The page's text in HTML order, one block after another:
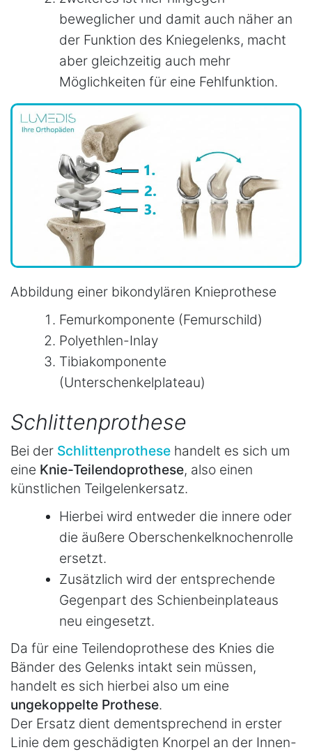
beweglicher und damit auch näher an
der Funktion des Kniegelenks, macht
aber gleichzeitig auch mehr
Möglichkeiten für eine Fehlfunktion.
Abbildung einer bikondylären Knieprothese
Femurkomponente (Femurschild)
Polyethlen-Inlay
Tibiakomponente
(Unterschenkelplateau)
Schlittenprothese
Bei der Schlittenprothese handelt es sich um
eine Knie-Teilendoprothese, also einen
künstlichen Teilgelenkersatz.
Hierbei wird entweder die innere oder
die äußere Oberschenkelknochenrolle
ersetzt.
Zusätzlich wird der entsprechende
Gegenpart des Schienbeinplateaus
neu eingesetzt.
Da für eine Teilendoprothese des Knies die
Bänder des Gelenks intakt sein müssen,
handelt es sich hierbei also um eine
ungekoppelte Prothese.
Der Ersatz dient dementsprechend in erster
Linie dem geschädigten Knorpel an der Innen-